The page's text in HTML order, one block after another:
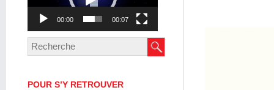
00:00 00:07
POUR S’Y RETROUVER